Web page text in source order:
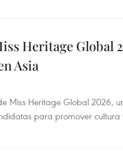
Heritage Global
Asia
Miss Heritage Global 2026,
para promover cultura